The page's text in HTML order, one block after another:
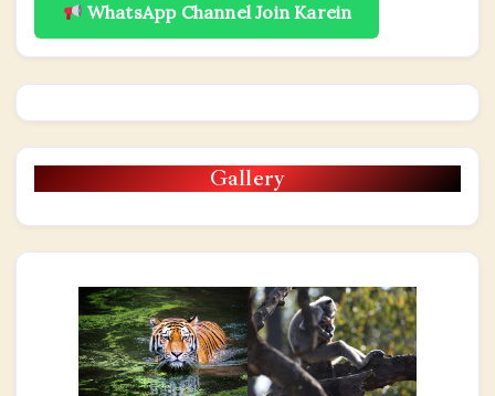
WhatsApp Channel Join Karein
Gallery